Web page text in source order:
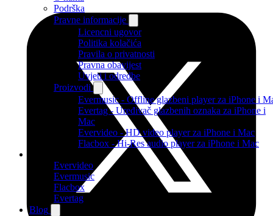
Podrška
Pravne informacije
Licencni ugovor
Politika kolačića
Pravila o privatnosti
Pravna obavijest
Uvjeti i odredbe
Proizvodi
Evermusic - Offline glazbeni player za iPhone i
Evertag - Uređivač glazbenih oznaka za iPhone i
Mac
Evervideo - HD video player za iPhone i Mac
Flacbox - Hi-Res audio player za iPhone i Mac
Evervideo
Evermusic
Flacbox
Evertag
Blog